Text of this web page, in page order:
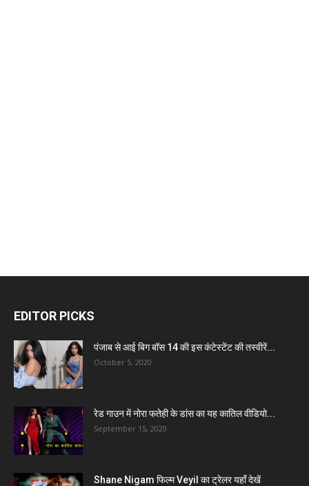
EDITOR PICKS
पंजाब से आई बिग बॉस 14 की इस कंटेस्टेंट की तस्वीरें...
October 5, 2020
रेड गाउन में नोरा फतेही के डांस का यह कातिल वीडियो...
September 15, 2020
Shane Nigam फिल्म Veyil का ट्रेलर यहाँ देखें